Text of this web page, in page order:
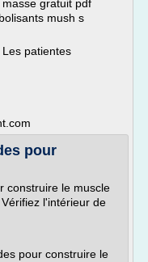
gratuit pdf
mush s
patientes
pour
construire le muscle
l'intérieur de
pour construire le